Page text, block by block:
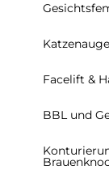
Facelift &
BBL und